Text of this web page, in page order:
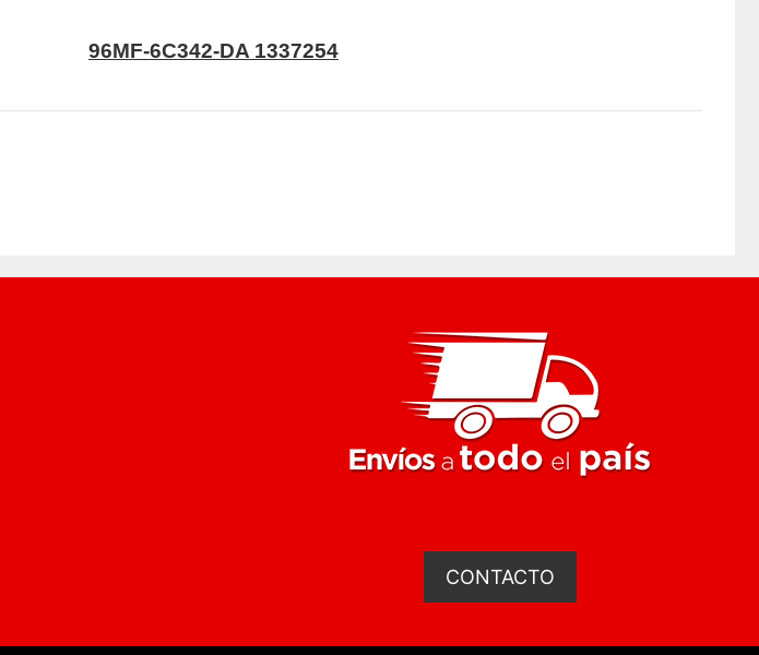
96MF-6C342-DA 1337254
Ø9 mm
CONTACTO